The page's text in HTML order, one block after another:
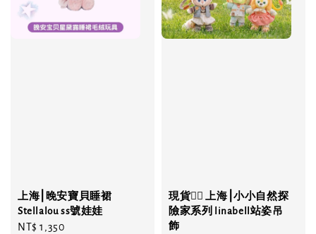
上海⎮晚安寶貝睡裙
Stellalou ss號娃娃
Regular
NT$ 1,350
現貨❤️‍🔥 上海⎮小小自然探
險家系列 linabell站姿吊
飾